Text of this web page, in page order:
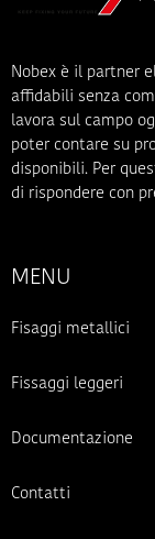
Nobex è il partner
affidabili senza
lavora sul campo
poter contare su
disponibili. Per
di rispondere con
MENU
Fisaggi metallici
Fissaggi leggeri
Documentazione
Contatti